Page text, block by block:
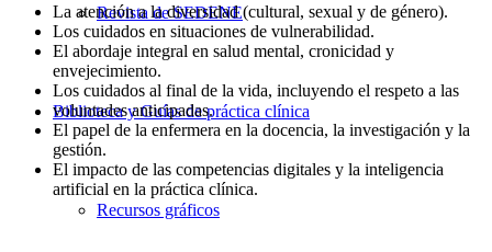
Revista de SEDENE
Biblioteca y Guías de práctica clínica
Recursos gráficos
La atención a la diversidad (cultural, sexual y de género).
Los cuidados en situaciones de vulnerabilidad.
El abordaje integral en salud mental, cronicidad y
envejecimiento.
Los cuidados al final de la vida, incluyendo el respeto a las
voluntades anticipadas.
El papel de la enfermera en la docencia, la investigación y la
gestión.
El impacto de las competencias digitales y la inteligencia
artificial en la práctica clínica.